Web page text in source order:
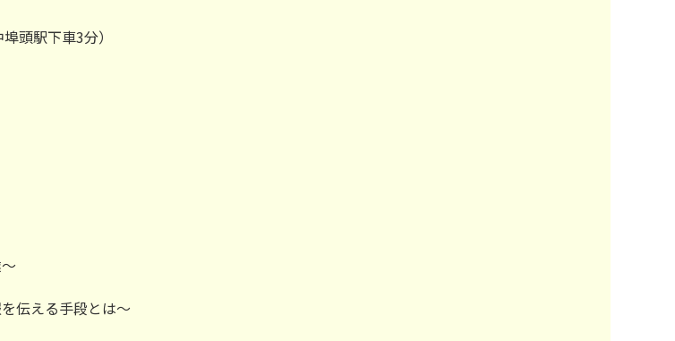
頭駅下車3分）
伝える手段とは～